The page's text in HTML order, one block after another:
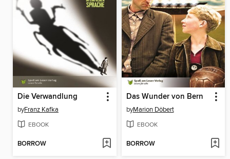
Die Verwandlung
byFranz Kafka
EBOOK
BORROW
Das Wunder von Bern
byMarion Döbert
EBOOK
BORROW